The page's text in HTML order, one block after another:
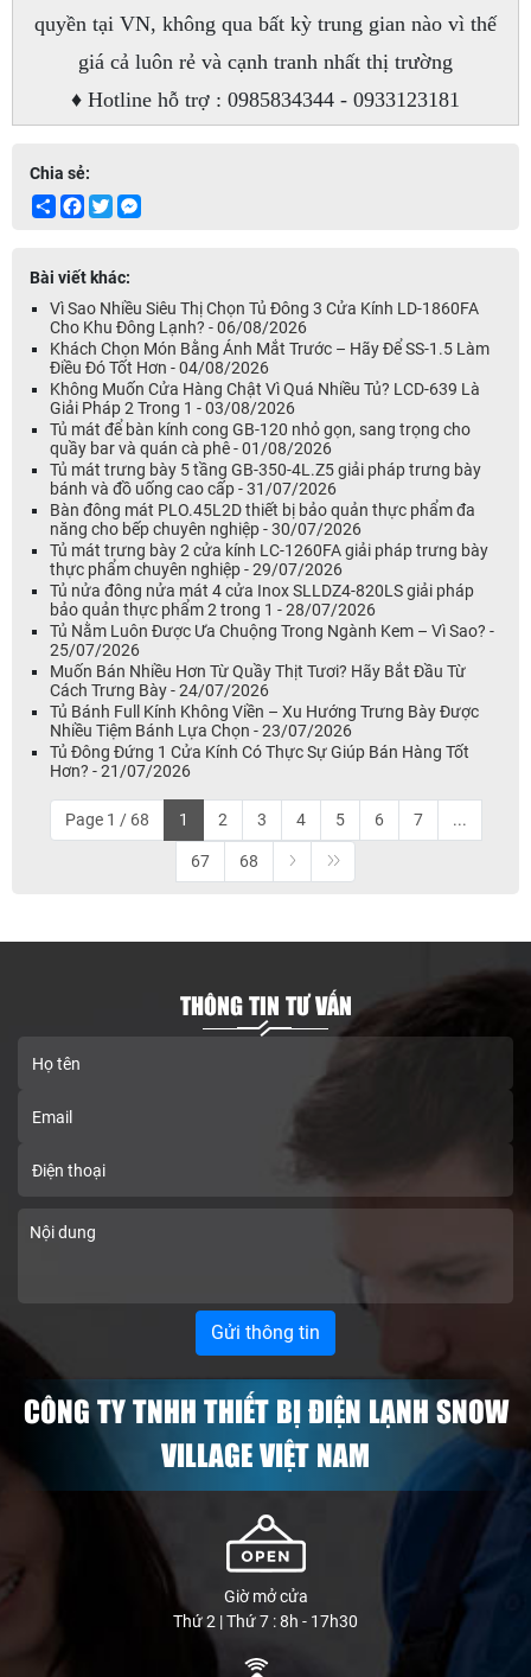
quyền tại VN, không qua bất kỳ trung gian nào vì thế
giá cả luôn rẻ và cạnh tranh nhất thị trường
♦ Hotline hỗ trợ : 0985834344 - 0933123181
Chia sẻ:
ShareFacebook
Twitter
Bài viết khác:
Vì Sao Nhiều Siêu Thị Chọn Tủ Đông 3 Cửa Kính LD-1860FA
Cho Khu Đông Lạnh? - 06/08/2026
Khách Chọn Món Bằng Ánh Mắt Trước – Hãy Để SS-1.5 Làm
Điều Đó Tốt Hơn - 04/08/2026
Không Muốn Cửa Hàng Chật Vì Quá Nhiều Tủ? LCD-639 Là
Giải Pháp 2 Trong 1 - 03/08/2026
Tủ mát để bàn kính cong GB-120 nhỏ gọn, sang trọng cho
quầy bar và quán cà phê - 01/08/2026
Tủ mát trưng bày 5 tầng GB-350-4L.Z5 giải pháp trưng bày
bánh và đồ uống cao cấp - 31/07/2026
Bàn đông mát PLO.45L2D thiết bị bảo quản thực phẩm đa
năng cho bếp chuyên nghiệp - 30/07/2026
Tủ mát trưng bày 2 cửa kính LC-1260FA giải pháp trưng bày
thực phẩm chuyên nghiệp - 29/07/2026
Tủ nửa đông nửa mát 4 cửa Inox SLLDZ4-820LS giải pháp
bảo quản thực phẩm 2 trong 1 - 28/07/2026
Tủ Nằm Luôn Được Ưa Chuộng Trong Ngành Kem – Vì Sao? -
25/07/2026
Muốn Bán Nhiều Hơn Từ Quầy Thịt Tươi? Hãy Bắt Đầu Từ
Cách Trưng Bày - 24/07/2026
Tủ Bánh Full Kính Không Viền – Xu Hướng Trưng Bày Được
Nhiều Tiệm Bánh Lựa Chọn - 23/07/2026
Tủ Đông Đứng 1 Cửa Kính Có Thực Sự Giúp Bán Hàng Tốt
Hơn? - 21/07/2026
Page 1 / 68 1 2 3 4 5 6 7 ...
67 68
THÔNG TIN TƯ VẤN
CÔNG TY TNHH THIẾT BỊ ĐIỆN LẠNH SNOW
VILLAGE VIỆT NAM
Giờ mở cửa
Thứ 2 | Thứ 7 : 8h - 17h30